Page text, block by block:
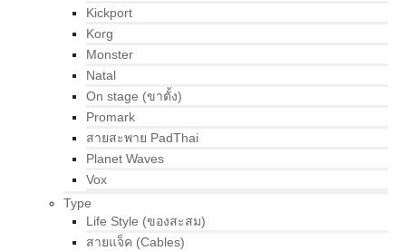
Kickport
Korg
Monster
Natal
On stage (ขาตั้ง)
Promark
สายสะพาย PadThai
Planet Waves
Vox
Type
Life Style (ของสะสม)
สายแจ็ค (Cables)